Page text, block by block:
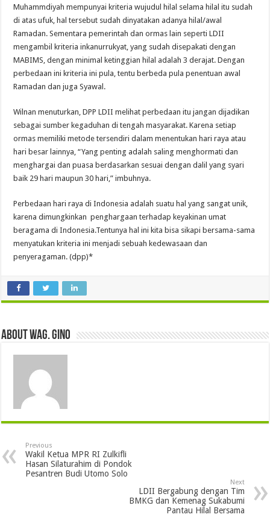
Muhammdiyah mempunyai kriteria wujudul hilal selama hilal itu sudah
di atas ufuk, hal tersebut sudah dinyatakan adanya hilal/awal
Ramadan. Sementara pemerintah dan ormas lain seperti LDII
mengambil kriteria inkanurrukyat, yang sudah disepakati dengan
MABIMS, dengan minimal ketinggian hilal adalah 3 derajat. Dengan
perbedaan ini kriteria ini pula, tentu berbeda pula penentuan awal
Ramadan dan juga Syawal.
Wilnan menuturkan, DPP LDII melihat perbedaan itu jangan dijadikan
sebagai sumber kegaduhan di tengah masyarakat. Karena setiap
ormas memiliki metode tersendiri dalam menentukan hari raya atau
hari besar lainnya, “Yang penting adalah saling menghormati dan
menghargai dan puasa berdasarkan sesuai dengan dalil yang syari
baik 29 hari maupun 30 hari,” imbuhnya.
Perbedaan hari raya di Indonesia adalah suatu hal yang sangat unik,
karena dimungkinkan penghargaan terhadap keyakinan umat
beragama di Indonesia.Tentunya hal ini kita bisa sikapi bersama-sama
menyatukan kriteria ini menjadi sebuah kedewasaan dan
penyeragaman. (dpp)*
About wag. gino
Previous
Wakil Ketua MPR RI Zulkifli
Hasan Silaturahim di Pondok
Pesantren Budi Utomo Solo
Next
LDII Bergabung dengan Tim
BMKG dan Kemenag Sukabumi
Pantau Hilal Bersama